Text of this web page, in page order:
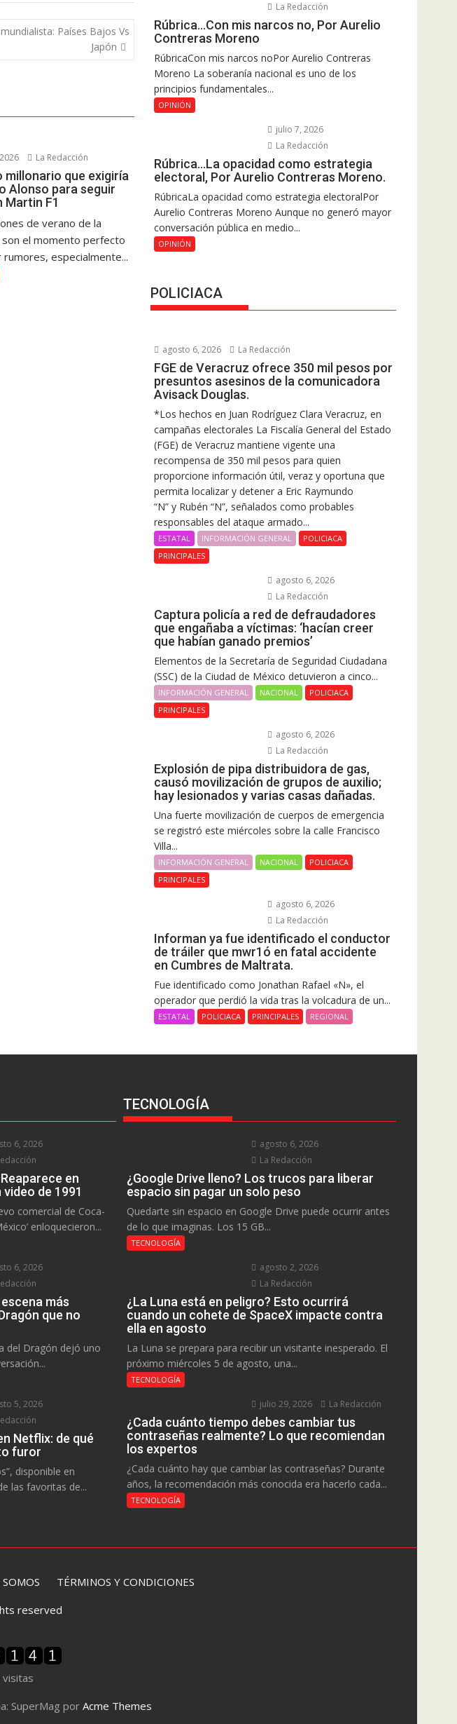
Países Bajos Vs
Japón
La Redacción
millonario que exigiría
Alonso para seguir
Martin F1
de verano de la
son el momento perfecto
rumores, especialmente...
La Redacción
Rúbrica…Con mis narcos no, Por Aurelio
Contreras Moreno
RúbricaCon mis narcos noPor Aurelio Contreras
Moreno La soberanía nacional es uno de los
principios fundamentales...
OPINIÓN
julio 7, 2026
La Redacción
Rúbrica…La opacidad como estrategia
electoral, Por Aurelio Contreras Moreno.
RúbricaLa opacidad como estrategia electoralPor
Aurelio Contreras Moreno Aunque no generó mayor
conversación pública en medio...
OPINIÓN
POLICIACA
agosto 6, 2026 La Redacción
FGE de Veracruz ofrece 350 mil pesos por
presuntos asesinos de la comunicadora
Avisack Douglas.
*Los hechos en Juan Rodríguez Clara Veracruz, en
campañas electorales La Fiscalía General del Estado
(FGE) de Veracruz mantiene vigente una
recompensa de 350 mil pesos para quien
proporcione información útil, veraz y oportuna que
permita localizar y detener a Eric Raymundo
“N” y Rubén “N”, señalados como probables
responsables del ataque armado...
ESTATAL INFORMACIÓN GENERAL
POLICIACA
PRINCIPALES
agosto 6, 2026
La Redacción
Captura policía a red de defraudadores
que engañaba a víctimas: ‘hacían creer
que habían ganado premios’
Elementos de la Secretaría de Seguridad Ciudadana
(SSC) de la Ciudad de México detuvieron a cinco...
INFORMACIÓN GENERAL NACIONAL
POLICIACA
PRINCIPALES
agosto 6, 2026
La Redacción
Explosión de pipa distribuidora de gas,
causó movilización de grupos de auxilio;
hay lesionados y varias casas dañadas.
Una fuerte movilización de cuerpos de emergencia
se registró este miércoles sobre la calle Francisco
Villa...
INFORMACIÓN GENERAL NACIONAL
POLICIACA
PRINCIPALES
agosto 6, 2026
La Redacción
Informan ya fue identificado el conductor
de tráiler que mwr1ó en fatal accidente
en Cumbres de Maltrata.
Fue identificado como Jonathan Rafael «N», el
operador que perdió la vida tras la volcadura de un...
ESTATAL POLICIACA PRINCIPALES REGIONAL
6, 2026
en
de 1991
comercial de Coca-
enloquecieron...
6, 2026
más
que no
del Dragón dejó uno
5, 2026
Netflix: de qué
furor
disponible en
las favoritas de...
TECNOLOGÍA
agosto 6, 2026
La Redacción
¿Google Drive lleno? Los trucos para liberar
espacio sin pagar un solo peso
Quedarte sin espacio en Google Drive puede ocurrir antes
de lo que imaginas. Los 15 GB...
TECNOLOGÍA
agosto 2, 2026
La Redacción
¿La Luna está en peligro? Esto ocurrirá
cuando un cohete de SpaceX impacte contra
ella en agosto
La Luna se prepara para recibir un visitante inesperado. El
próximo miércoles 5 de agosto, una...
TECNOLOGÍA
julio 29, 2026 La Redacción
¿Cada cuánto tiempo debes cambiar tus
contraseñas realmente? Lo que recomiendan
los expertos
¿Cada cuánto hay que cambiar las contraseñas? Durante
años, la recomendación más conocida era hacerlo cada...
TECNOLOGÍA
TÉRMINOS Y CONDICIONES
reserved
visitas
SuperMag porAcme Themes